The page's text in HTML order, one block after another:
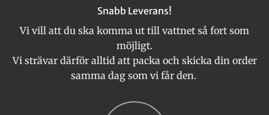
Snabb Leverans!
Vi vill att du ska komma ut till vattnet så fort som
möjligt.
Vi strävar därför alltid att packa och skicka din order
samma dag som vi får den.